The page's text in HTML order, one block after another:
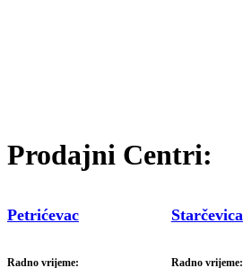
Prodajni Centri:
Petrićevac
Radno vrijeme:
Starčevica
Radno vrijeme: